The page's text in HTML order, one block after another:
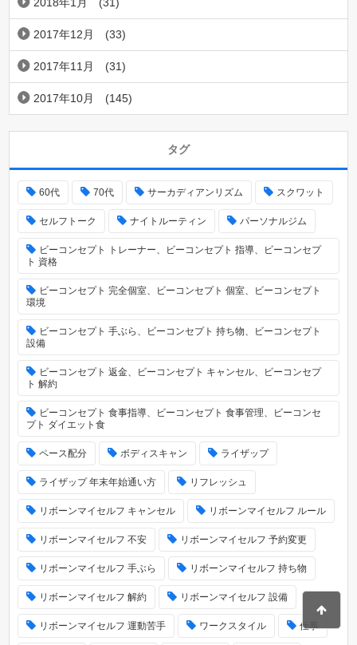
2017年12月 (33)
2017年11月 (31)
2017年10月 (145)
タグ
60代 70代 サーカディアンリズム スクワット
セルフトーク ナイトルーティン パーソナルジム
ビーコンセプト トレーナー、ビーコンセプト 指導、ビーコンセプ
ト 資格
ビーコンセプト 完全個室、ビーコンセプト 個室、ビーコンセプト
環境
ビーコンセプト 手ぶら、ビーコンセプト 持ち物、ビーコンセプト
設備
ビーコンセプト 返金、ビーコンセプト キャンセル、ビーコンセプ
ト 解約
ビーコンセプト 食事指導、ビーコンセプト 食事管理、ビーコンセ
プト ダイエット食
ペース配分 ボディスキャン ライザップ
ライザップ 年末年始通い方 リフレッシュ
リボーンマイセルフ キャンセル リボーンマイセルフ ルール
リボーンマイセルフ 不安 リボーンマイセルフ 予約変更
リボーンマイセルフ 手ぶら リボーンマイセルフ 持ち物
リボーンマイセルフ 解約 リボーンマイセルフ 設備
リボーンマイセルフ 運動苦手 ワークスタイル 仕事